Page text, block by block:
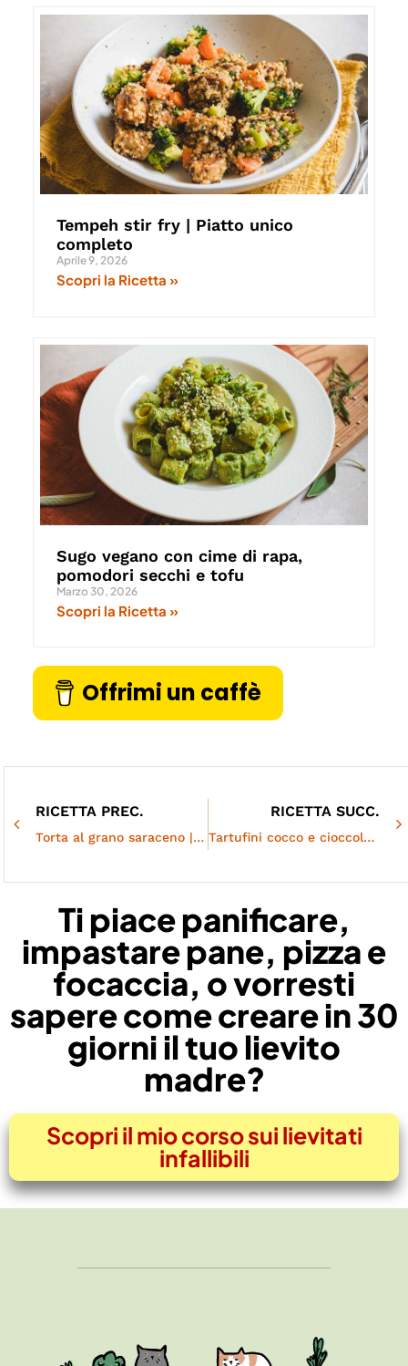
Tempeh stir fry | Piatto unico
completo
Aprile 9, 2026
Scopri la Ricetta »
Sugo vegano con cime di rapa,
pomodori secchi e tofu
Marzo 30, 2026
Scopri la Ricetta »
Offrimi un caffè
RICETTA PREC.
Torta al grano saraceno | Vegana e senza glutine
RICETTA SUCC.
Tartufini cocco e cioccolato | Vegani e glutenfree
Ti piace panificare,
impastare pane, pizza e
focaccia, o vorresti
sapere come creare in 30
giorni il tuo lievito
madre?
Scopri il mio corso sui lievitati
infallibili